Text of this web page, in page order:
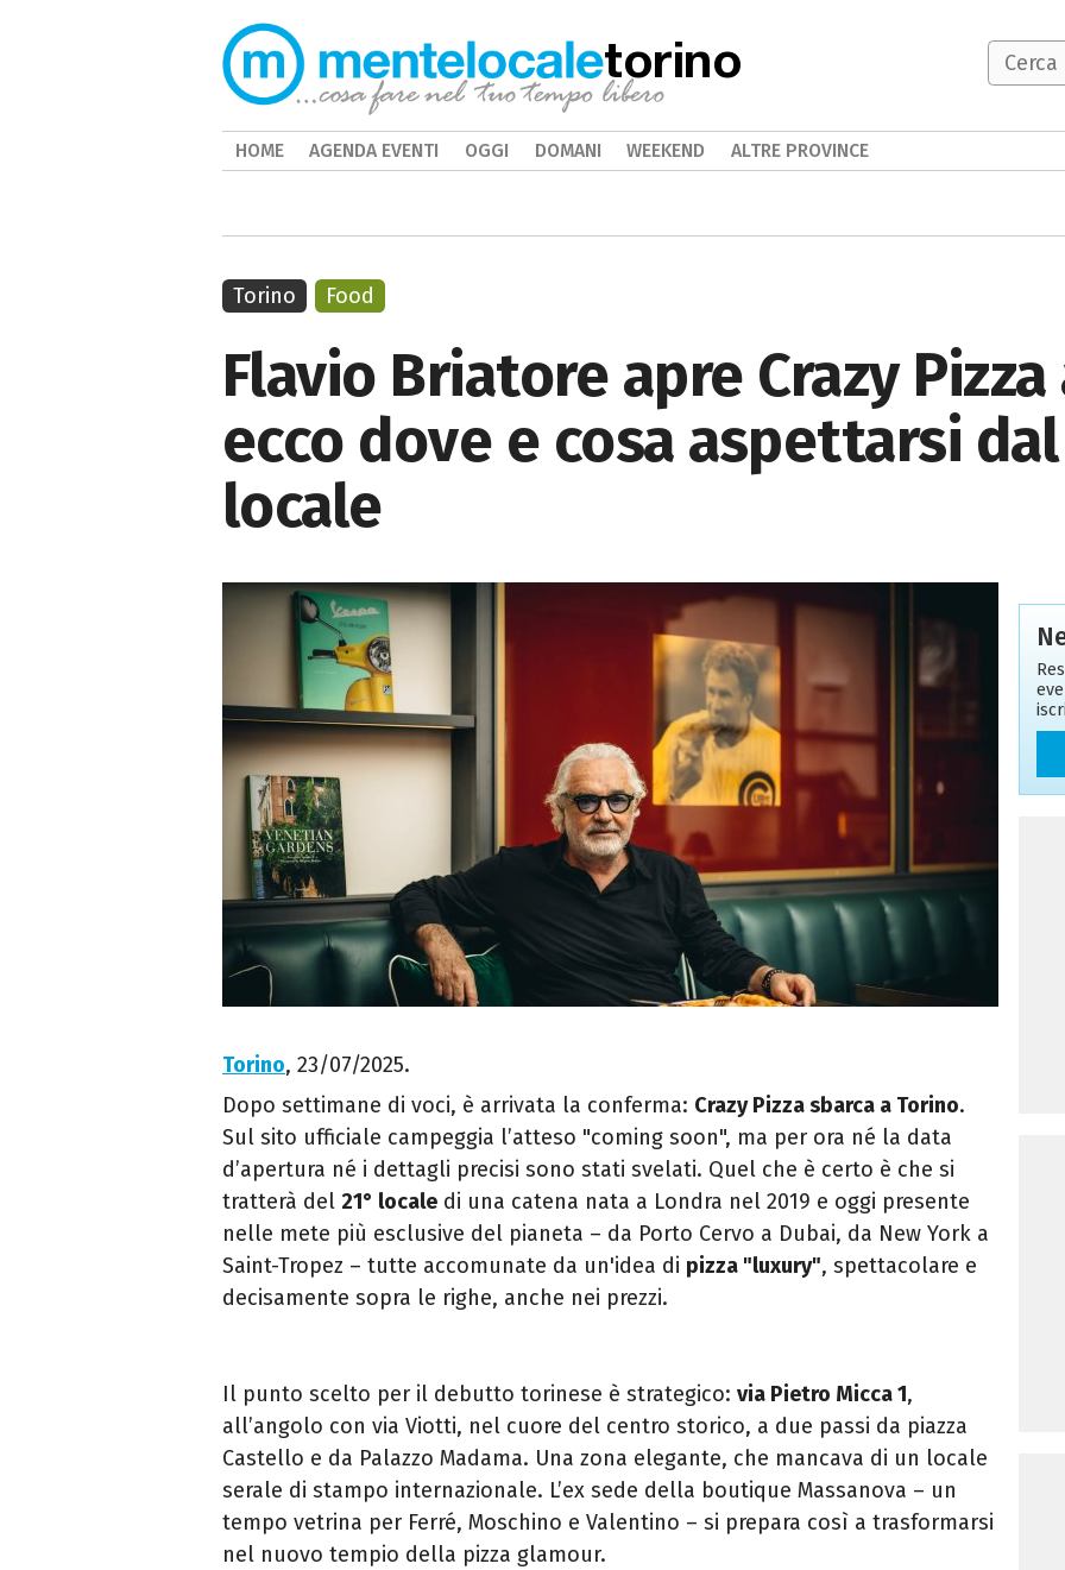
Flavio Briatore apre Crazy
ecco dove e cosa aspettarsi
locale
Torino, 23/07/2025.
Dopo settimane di voci, è arrivata la conferma: Crazy Pizza sbarca a Torino.
Sul sito ufficiale campeggia l’atteso "coming soon", ma per ora né la data
d’apertura né i dettagli precisi sono stati svelati. Quel che è certo è che si
tratterà del 21° locale di una catena nata a Londra nel 2019 e oggi presente
nelle mete più esclusive del pianeta – da Porto Cervo a Dubai, da New York a
Saint-Tropez – tutte accomunate da un'idea di pizza "luxury", spettacolare e
decisamente sopra le righe, anche nei prezzi.
Il punto scelto per il debutto torinese è strategico: via Pietro Micca 1,
all’angolo con via Viotti, nel cuore del centro storico, a due passi da piazza
Castello e da Palazzo Madama. Una zona elegante, che mancava di un locale
serale di stampo internazionale. L’ex sede della boutique Massanova – un
tempo vetrina per Ferré, Moschino e Valentino – si prepara così a trasformarsi
nel nuovo tempio della pizza glamour.
Torino Food
torino
HOME AGENDA EVENTI OGGI DOMANI WEEKEND ALTRE PROVINCE